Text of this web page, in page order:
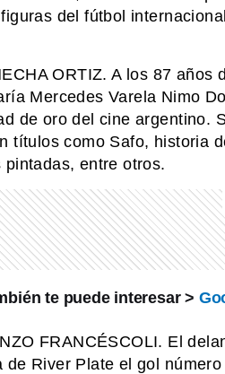
del fútbol
ORTIZ. A los 87 años
Mercedes Varela Nimo
de oro del cine argentino.
títulos como Safo, historia
pintadas, entre otros.
te puede interesar >
FRANCÉSCOLI. El
de River Plate el gol